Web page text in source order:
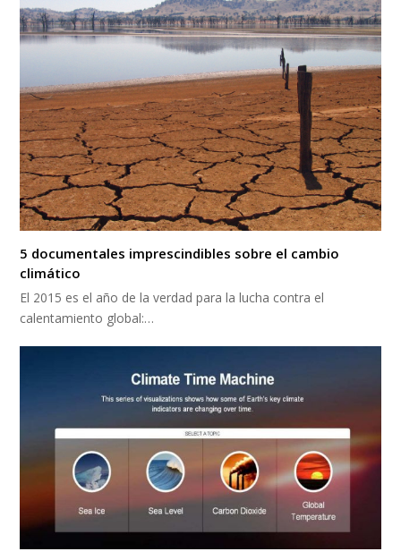
5 documentales imprescindibles sobre el cambio
climático
El 2015 es el año de la verdad para la lucha contra el
calentamiento global:…